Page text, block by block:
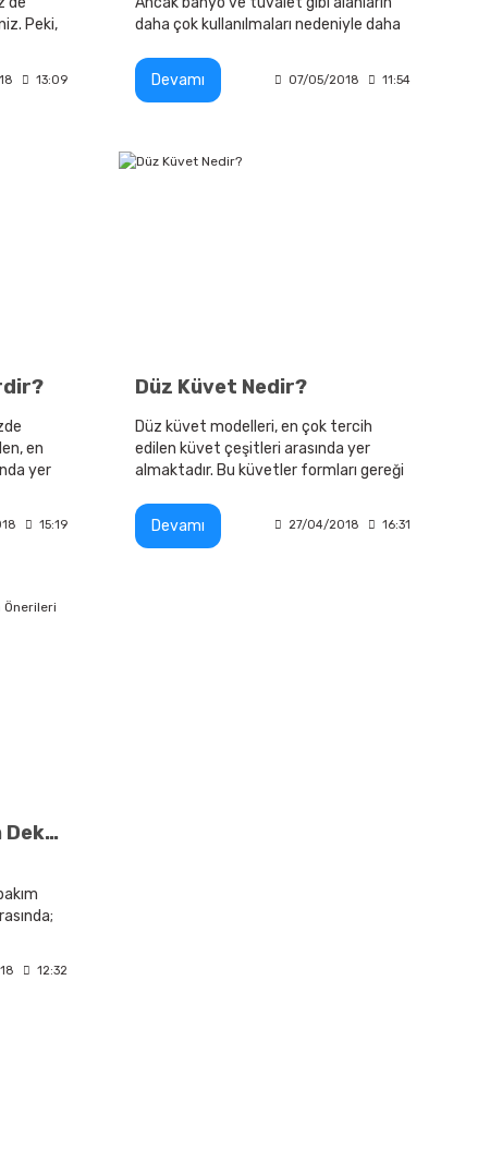
Peki,
13:09
daha çok kullanılmaları nedeniyle daha
gerekir.
Devamı 07/05/2018 11:54
en
yer
15:19
Düz Küvet Nedir?
Düz küvet modelleri, en çok tercih
edilen küvet çeşitleri arasında yer
almaktadır. Bu küvetler formları gereği
Devamı
27/04/2018 16:31
Jakuzili Banyolar İçin Dekorasyon Önerileri
12:32